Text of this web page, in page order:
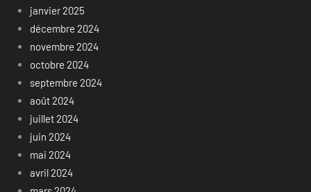
janvier 2025
décembre 2024
novembre 2024
octobre 2024
septembre 2024
août 2024
juillet 2024
juin 2024
mai 2024
avril 2024